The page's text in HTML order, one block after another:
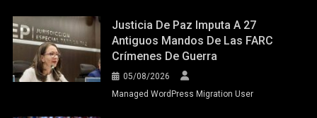
Justicia De Paz Imputa A 27
Antiguos Mandos De Las FARC
Crímenes De Guerra
05/08/2026
Managed WordPress Migration User